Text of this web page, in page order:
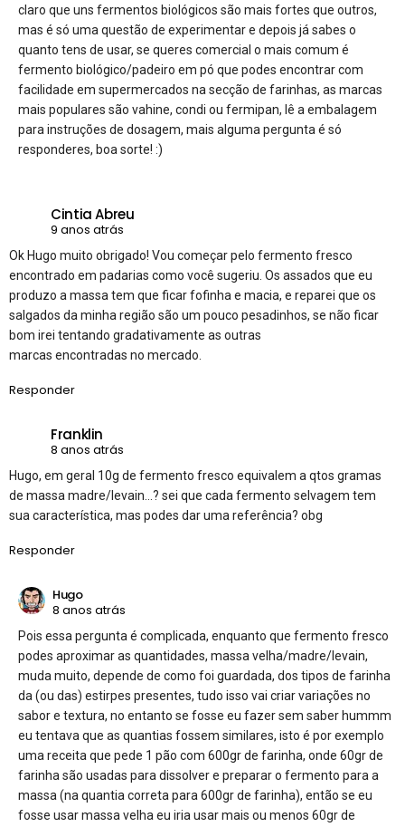
claro que uns fermentos biológicos são mais fortes que outros,
mas é só uma questão de experimentar e depois já sabes o
quanto tens de usar, se queres comercial o mais comum é
fermento biológico/padeiro em pó que podes encontrar com
facilidade em supermercados na secção de farinhas, as marcas
mais populares são vahine, condi ou fermipan, lê a embalagem
para instruções de dosagem, mais alguma pergunta é só
responderes, boa sorte! :)
Cintia Abreu
9 anos atrás
Ok Hugo muito obrigado! Vou começar pelo fermento fresco
encontrado em padarias como você sugeriu. Os assados que eu
produzo a massa tem que ficar fofinha e macia, e reparei que os
salgados da minha região são um pouco pesadinhos, se não ficar
bom irei tentando gradativamente as outras
marcas encontradas no mercado.
Responder
Franklin
8 anos atrás
Hugo, em geral 10g de fermento fresco equivalem a qtos gramas
de massa madre/levain…? sei que cada fermento selvagem tem
sua característica, mas podes dar uma referência? obg
Responder
Hugo
8 anos atrás
Pois essa pergunta é complicada, enquanto que fermento fresco
podes aproximar as quantidades, massa velha/madre/levain,
muda muito, depende de como foi guardada, dos tipos de farinha
da (ou das) estirpes presentes, tudo isso vai criar variações no
sabor e textura, no entanto se fosse eu fazer sem saber hummm
eu tentava que as quantias fossem similares, isto é por exemplo
uma receita que pede 1 pão com 600gr de farinha, onde 60gr de
farinha são usadas para dissolver e preparar o fermento para a
massa (na quantia correta para 600gr de farinha), então se eu
fosse usar massa velha eu iria usar mais ou menos 60gr de